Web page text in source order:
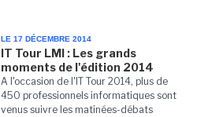
LE 17 DÉCEMBRE 2014
IT Tour LMI : Les grands
moments de l'édition 2014
A l'occasion de l'IT Tour 2014, plus de
450 professionnels informatiques sont
venus suivre les matinées-débats